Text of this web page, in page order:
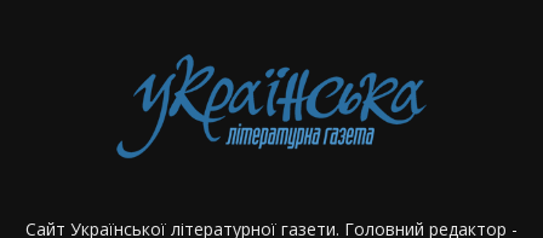
Сайт Української літературної газети. Головний редактор -